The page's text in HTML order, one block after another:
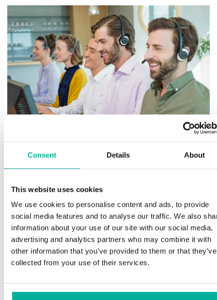
Consent Details About
This website uses cookies
We use cookies to personalise content and ads, to provide
social media features and to analyse our traffic. We also
information about your use of our site with our social media,
advertising and analytics partners who may combine it with
other information that you’ve provided to them or that they’ve
collected from your use of their services.
support
Telefon och e-postsupport på svenska och
engelska
Hjälp att komma igång med din hemsida och e-
post, oavsett om du börjar bygga eller ska flytta
din nuvarande hemsida eller e-post till oss